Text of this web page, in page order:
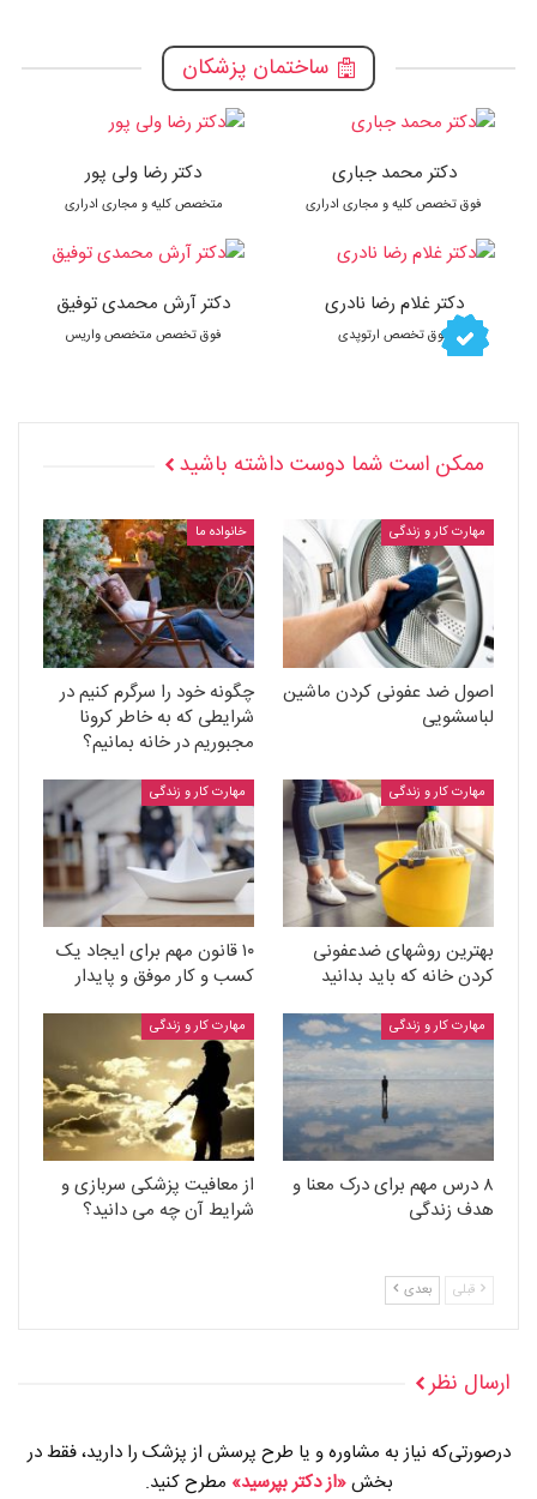
ساختمان پزشکان
دکتر محمد جباری
فوق تخصص کلیه و مجاری ادراری
دکتر غلام رضا نادری
فوق تخصص ارتوپدی
دکتر رضا ولی پور
متخصص کلیه و مجاری ادراری
دکتر آرش محمدی توفیق
فوق تخصص متخصص واریس
ممکن است شما دوست داشته باشید
مهارت کار و زندگی
اصول ضد عفونی کردن ماشین
لباسشویی
خانواده ما
چگونه خود را سرگرم کنیم در
شرایطی که به خاطر کرونا
مجبوریم در خانه بمانیم؟
مهارت کار و زندگی
بهترین روشهای ضدعفونی
کردن خانه که باید بدانید
مهارت کار و زندگی
۱۰ قانون مهم برای ایجاد یک
کسب و کار موفق و پایدار
مهارت کار و زندگی
۸ درس مهم برای درک معنا و
هدف زندگی
مهارت کار و زندگی
از معافیت پزشکی سربازی و
شرایط آن چه می دانید؟
قبلی بعدی
ارسال نظر
درصورتی‌که نیاز به مشاوره و یا طرح پرسش از پزشک را دارید، فقط در
بخش«از دکتر بپرسید» مطرح کنید.